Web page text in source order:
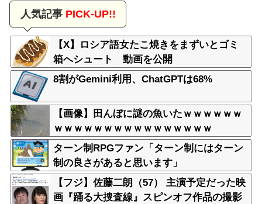
人気記事PICK-UP!!
【X】ロシア語女たこ焼きをまずいとゴミ
箱へシュート 動画を公開
8割がGemini利用、ChatGPTは68%
【画像】田んぼに謎の魚いたｗｗｗｗｗｗ
ｗｗｗｗｗｗｗｗｗｗｗｗｗｗｗｗ
ターン制RPGファン「ターン制にはターン
制の良さがあると思います」
【フジ】佐藤二朗（57） 主演予定だった映
画『踊る大捜査線』スピンオフ作品の撮影